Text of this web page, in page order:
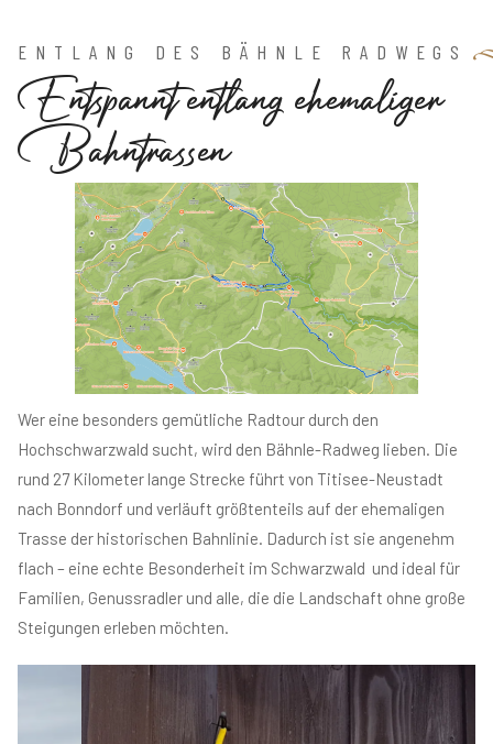
ENTLANG DES BÄHNLE RADWEGS
Entspanntentlangehemaliger
Bahntrassen
Wer eine besonders gemütliche Radtour durch den
Hochschwarzwald sucht, wird den Bähnle-Radweg lieben. Die
rund 27 Kilometer lange Strecke führt von Titisee-Neustadt
nach Bonndorf und verläuft größtenteils auf der ehemaligen
Trasse der historischen Bahnlinie. Dadurch ist sie angenehm
flach – eine echte Besonderheit im Schwarzwald und ideal für
Familien, Genussradler und alle, die die Landschaft ohne große
Steigungen erleben möchten.